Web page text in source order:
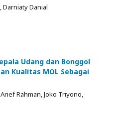
Darniaty Danial
Udang dan Bonggol
Kualitas MOL Sebagai
Rahman, Joko Triyono,